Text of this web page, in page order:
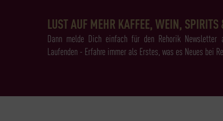
LUST AUF MEHR KAFFEE, WEIN, SPIRITS
Dann melde Dich einfach für den Rehorik
Laufenden - Erfahre immer als Erstes, was es Neues bei